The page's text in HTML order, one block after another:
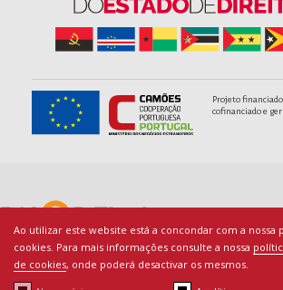
Ao utilizar este website está a concondar com a nossa
cookies. Para mais informações consulte a nossa
de cookies, onde poderá desactivar os mesmos.
Projeto
cofinanciado e